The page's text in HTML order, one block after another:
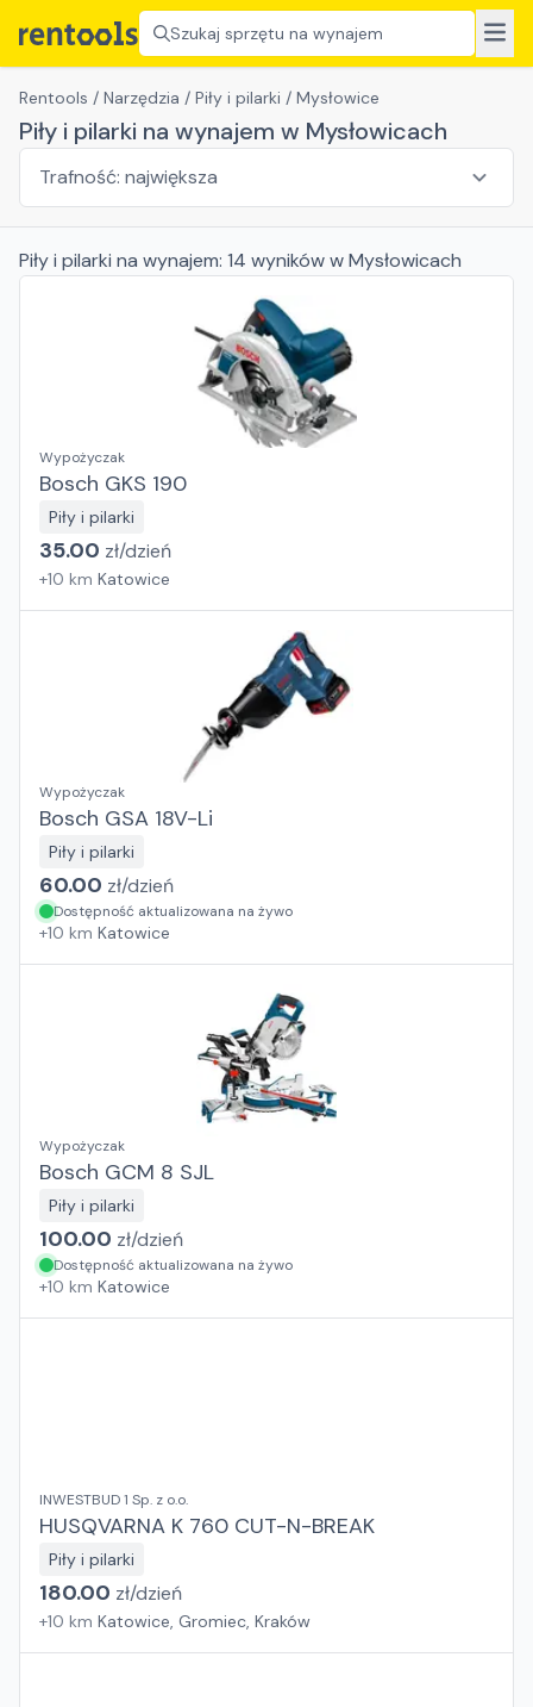
Szukaj sprzętu na wynajem
Rentools / Narzędzia / Piły i pilarki / Mysłowice
Piły i pilarki na wynajem w Mysłowicach
Piły i pilarki na wynajem: 14 wynikóww Mysłowicach
Wypożyczak
Bosch GKS 190
Piły i pilarki
35.00 zł/dzień
+10 km Katowice
Wypożyczak
Bosch GSA 18V-Li
Piły i pilarki
60.00 zł/dzień
Dostępność aktualizowana na żywo
+10 km Katowice
Wypożyczak
Bosch GCM 8 SJL
Piły i pilarki
100.00 zł/dzień
Dostępność aktualizowana na żywo
+10 km Katowice
INWESTBUD 1 Sp. z o.o.
HUSQVARNA K 760 CUT-N-BREAK
Piły i pilarki
180.00 zł/dzień
+10 km Katowice, Gromiec, Kraków